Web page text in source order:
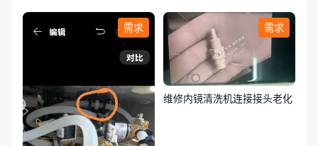
需求 需求
维修内镜清洗机连接接头老化